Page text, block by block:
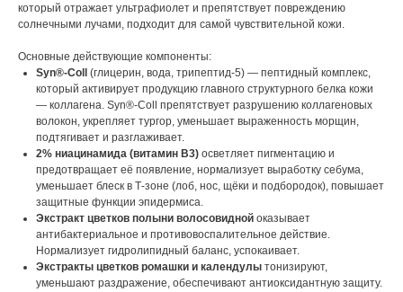
который отражает ультрафиолет и препятствует повреждению
солнечными лучами, подходит для самой чувствительной кожи.
Основные действующие компоненты:
Syn®-Coll (глицерин, вода, трипептид-5) — пептидный комплекс,
который активирует продукцию главного структурного белка кожи
— коллагена. Syn®-Coll препятствует разрушению коллагеновых
волокон, укрепляет тургор, уменьшает выраженность морщин,
подтягивает и разглаживает.
2% ниацинамида (витамин B3) осветляет пигментацию и
предотвращает её появление, нормализует выработку себума,
уменьшает блеск в Т-зоне (лоб, нос, щёки и подбородок), повышает
защитные функции эпидермиса.
Экстракт цветков полыни волосовидной оказывает
антибактериальное и противовоспалительное действие.
Нормализует гидролипидный баланс, успокаивает.
Экстракты цветков ромашки и календулы тонизируют,
уменьшают раздражение, обеспечивают антиоксидантную защиту.